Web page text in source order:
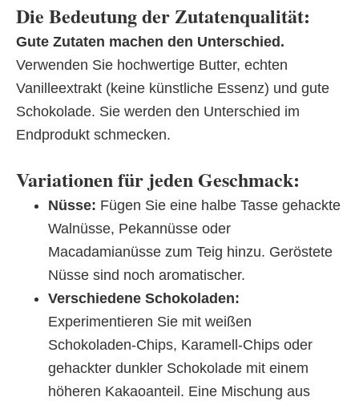
Die Bedeutung der Zutatenqualität:
Gute Zutaten machen den Unterschied.
Verwenden Sie hochwertige Butter, echten
Vanilleextrakt (keine künstliche Essenz) und gute
Schokolade. Sie werden den Unterschied im
Endprodukt schmecken.
Variationen für jeden Geschmack:
Nüsse: Fügen Sie eine halbe Tasse gehackte
Walnüsse, Pekannüsse oder
Macadamianüsse zum Teig hinzu. Geröstete
Nüsse sind noch aromatischer.
Verschiedene Schokoladen:
Experimentieren Sie mit weißen
Schokoladen-Chips, Karamell-Chips oder
gehackter dunkler Schokolade mit einem
höheren Kakaoanteil. Eine Mischung aus